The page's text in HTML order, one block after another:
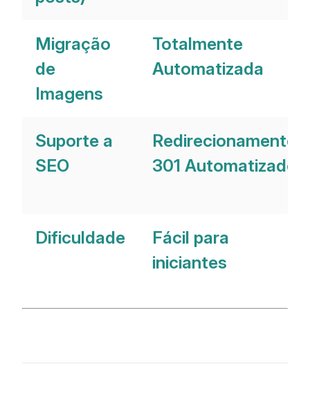
Migração
de
Imagens
Totalmente
Automatizada
Suporte a
SEO
Redirecionamentos
301 Automatizados
Dificuldade
Fácil para
iniciantes